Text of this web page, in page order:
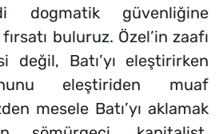
güvenliğine
buluruz. Özel’in zaafı
değil, Batı’yı eleştirirken
eleştiriden muaf
mesele Batı’yı aklamak